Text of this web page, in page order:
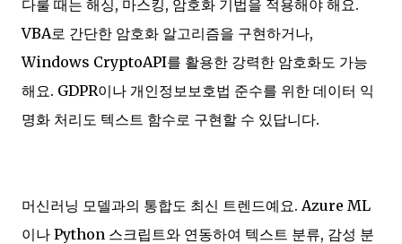
다룰 때는 해싱, 마스킹, 암호화 기법을 적용해야 해요.
VBA로 간단한 암호화 알고리즘을 구현하거나,
Windows CryptoAPI를 활용한 강력한 암호화도 가능
해요. GDPR이나 개인정보보호법 준수를 위한 데이터 익
명화 처리도 텍스트 함수로 구현할 수 있답니다.
머신러닝 모델과의 통합도 최신 트렌드예요. Azure ML
이나 Python 스크립트와 연동하여 텍스트 분류, 감성 분